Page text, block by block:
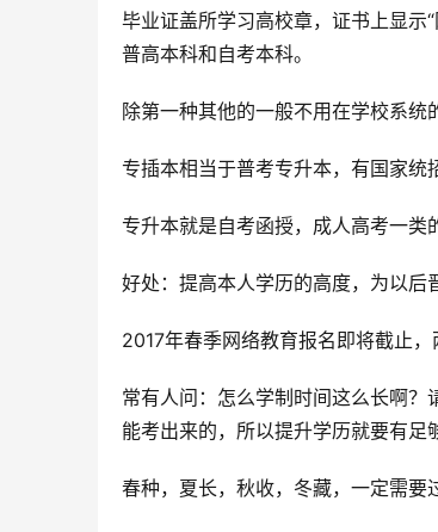
毕业证盖所学习高校章，证书上显示
普高本科和自考本科。
除第一种其他的一般不用在学校系统
专插本相当于普考专升本，有国家统
专升本就是自考函授，成人高考一类
好处：提高本人学历的高度，为以
2017年春季网络教育报名即将截止
常有人问：怎么学制时间这么长啊
能考出来的，所以提升学历就要有足
春种，夏长，秋收，冬藏，一定需要